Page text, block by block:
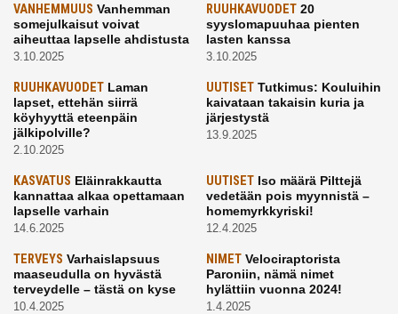
VANHEMMUUS Vanhemman
somejulkaisut voivat
aiheuttaa lapselle ahdistusta
3.10.2025
RUUHKAVUODET20
syyslomapuuhaa pienten
lasten kanssa
3.10.2025
RUUHKAVUODET Laman
lapset, ettehän siirrä
köyhyyttä eteenpäin
jälkipolville?
2.10.2025
UUTISETTutkimus: Kouluihin
kaivataan takaisin kuria ja
järjestystä
13.9.2025
KASVATUS Eläinrakkautta
kannattaa alkaa opettamaan
lapselle varhain
14.6.2025
UUTISETIso määrä Pilttejä
vedetään pois myynnistä –
homemyrkkyriski!
12.4.2025
TERVEYS Varhaislapsuus
maaseudulla on hyvästä
terveydelle – tästä on kyse
10.4.2025
NIMETVelociraptorista
Paroniin, nämä nimet
hylättiin vuonna 2024!
1.4.2025